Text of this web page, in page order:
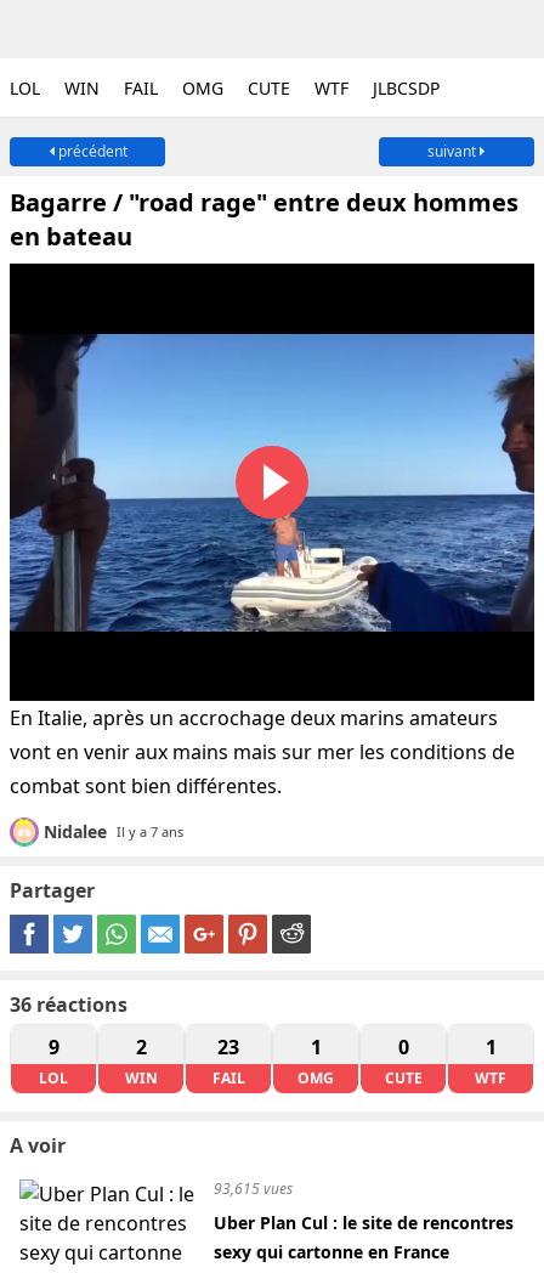
LOL WIN FAIL OMG CUTE WTF JLBCSDP
précédent suivant
Bagarre / "road rage" entre deux hommes
en bateau
En Italie, après un accrochage deux marins amateurs
vont en venir aux mains mais sur mer les conditions de
combat sont bien différentes.
Nidalee Il y a 7 ans
Partager
36 réactions
9
LOL
2
WIN
23
FAIL
1
OMG
0
CUTE
1
WTF
A voir
93,615 vues
Uber Plan Cul : le site de rencontres
sexy qui cartonne en France